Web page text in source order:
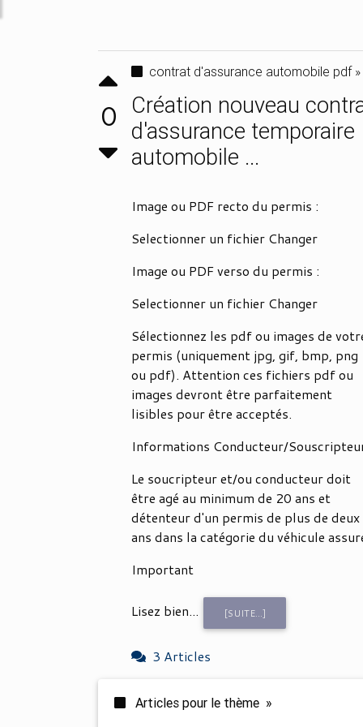
0
contrat d'assurance automobile pdf »
Création nouveau
d'assurance temporaire
automobile ...
Image ou PDF recto du permis :
Selectionner un fichier Changer
Image ou PDF verso du permis :
Selectionner un fichier Changer
Sélectionnez les pdf ou images de
permis (uniquement jpg, gif, bmp, png
ou pdf). Attention ces fichiers pdf ou
images devront être parfaitement
lisibles pour être acceptés.
Informations Conducteur/
Le soucripteur et/ou conducteur doit
être agé au minimum de 20 ans et
détenteur d'un permis de plus de deux
ans dans la catégorie du véhicule
Important
Lisez bien... [SUITE...]
3 Articles
Articles pour le thème »